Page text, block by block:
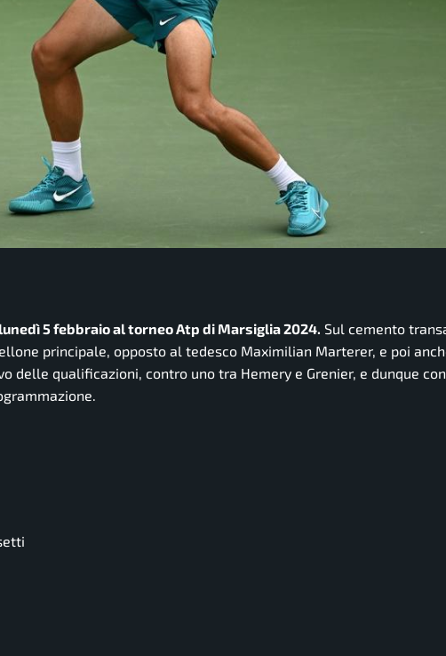
5 febbraio al torneo Atp di Marsiglia 2024. Sul cemento
principale, opposto al tedesco Maximilian Marterer, e poi
delle qualificazioni, contro uno tra Hemery e Grenier, e dunque